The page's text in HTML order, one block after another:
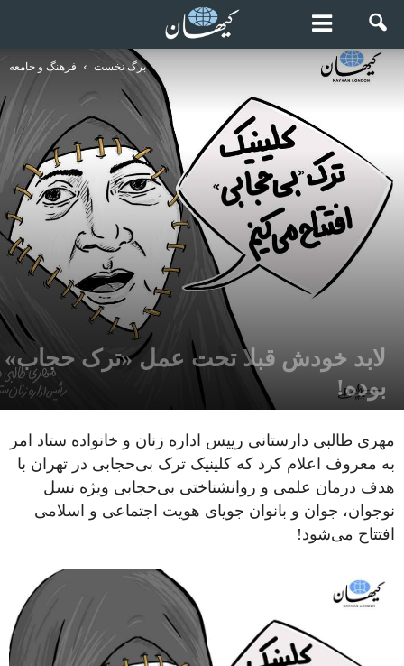
برگ نخست فرهنگ و جامعه
لابد خودش قبلا تحت عمل «ترک حجاب»
بوده!
مهری طالبی دارستانی رییس اداره زنان و خانواده ستاد امر
به معروف اعلام کرد که کلینیک ترک بی‌حجابی در تهران با
هدف درمان علمی و روانشناختی بی‌حجابی ویژه نسل
نوجوان، جوان و بانوان جویای هویت اجتماعی و اسلامی
افتتاح می‌شود!